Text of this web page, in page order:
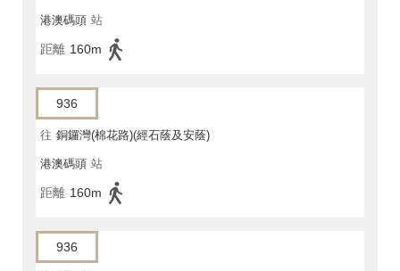
港澳碼頭 站
距離 160m
936
往 銅鑼灣(棉花路)(經石蔭及安蔭)
港澳碼頭 站
距離 160m
936